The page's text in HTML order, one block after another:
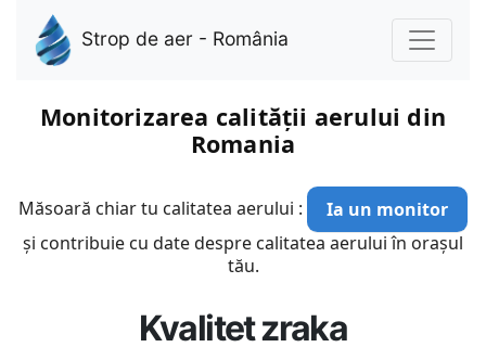
Strop de aer - România
Monitorizarea calității aerului din
Romania
Măsoară chiar tu calitatea aerului :
Ia un monitor
și contribuie cu date despre calitatea aerului în orașul
tău.
Kvalitet zraka